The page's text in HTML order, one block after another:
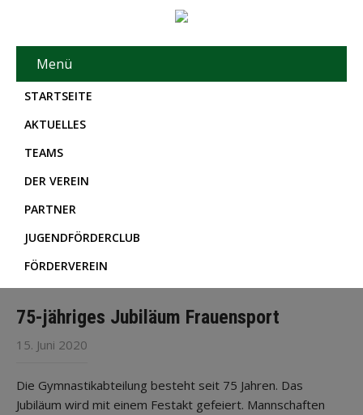
Menü
STARTSEITE
AKTUELLES
TEAMS
DER VEREIN
PARTNER
JUGENDFÖRDERCLUB
FÖRDERVEREIN
75-jähriges Jubiläum Frauensport
15. Juni 2020
Die Gymnastikabteilung besteht seit 75 Jahren. Das
Jubiläum wird mit einem Festakt gefeiert. Mannschaften